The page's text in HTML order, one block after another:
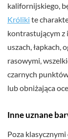
kalifornijskiego,
Króliki te
kontrastującym z
uszach, łapkach,
rasowymi,
czarnych
lub obniżająca
Inne uznane
Poza